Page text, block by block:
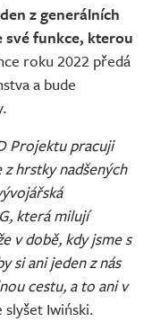
z generálních
funkce, kterou
roku 2022 předá
a bude
Projektu pracuji
hrstky nadšených
která milují
v době, kdy jsme s
si ani jeden z nás
cestu, a to ani v
Iwiński.